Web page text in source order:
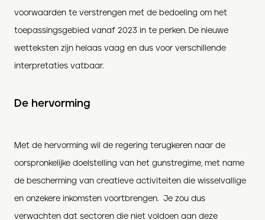
voorwaarden te verstrengen met de bedoeling om het
toepassingsgebied vanaf 2023 in te perken. De nieuwe
wetteksten zijn helaas vaag en dus voor verschillende
interpretaties vatbaar.
De hervorming
Met de hervorming wil de regering terugkeren naar de
oorspronkelijke doelstelling van het gunstregime, met name
de bescherming van creatieve activiteiten die wisselvallige
en onzekere inkomsten voortbrengen. Je zou dus
verwachten dat sectoren die niet voldoen aan deze